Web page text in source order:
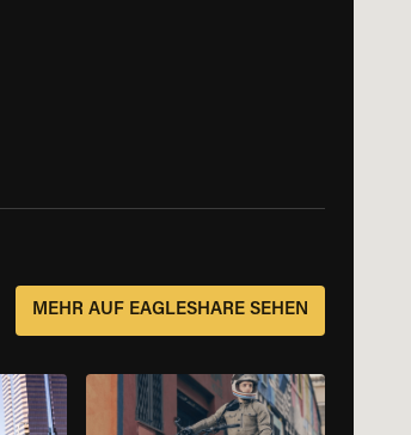
MEHR AUF EAGLESHARE SEHEN